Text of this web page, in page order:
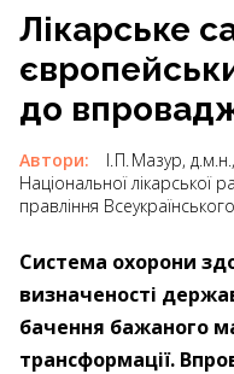
Лікарське
до
Автори:
І. П. Мазур,
Національної лікарської
правління
Система охорони
визначеності
бачення бажаного
трансформації.